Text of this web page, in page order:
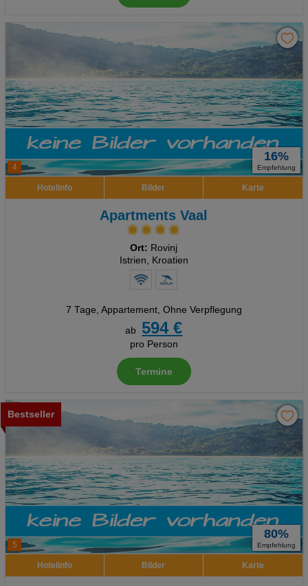
4
16%
Empfehlung
Hotelinfo Bilder Karte
Apartments Vaal
Ort: Rovinj
Istrien, Kroatien
7 Tage, Appartement, Ohne Verpflegung
ab
594 €
pro Person
Termine
5
Bestseller
80%
Empfehlung
Hotelinfo Bilder Karte